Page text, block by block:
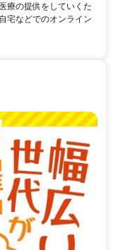
療の提供をしていくた
宅などでのオンライン